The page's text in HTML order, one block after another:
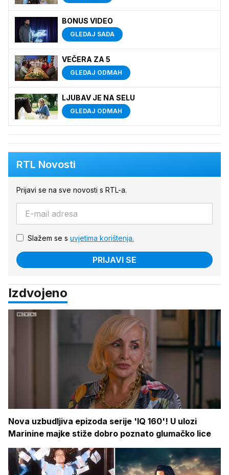
BONUS VIDEO
GLEDAJ SADA
VEČERA ZA 5
GLEDAJ ODMAH
LJUBAV JE NA SELU
GLEDAJ ODMAH
RTL Novosti
Prijavi se na sve novosti s RTL-a.
Slažem se s uvjetima korištenja.
PRIJAVI SE
Izdvojeno
Nova uzbudljiva epizoda serije 'IQ 160'! U ulozi
Marinine majke stiže dobro poznato glumačko lice